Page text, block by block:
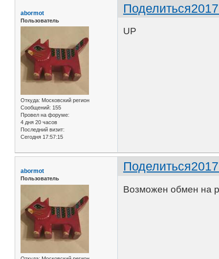
Поделиться
abormot
Пользователь
Откуда: Московский регион
Сообщений: 155
Провел на форуме:
4 дня 20 часов
Последний визит:
Сегодня 17:57:15
UP
Поделиться
abormot
Пользователь
Возможен обмен на